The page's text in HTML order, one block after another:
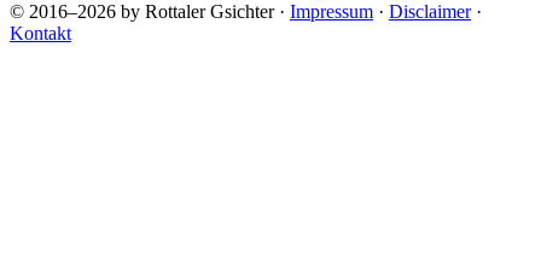
© 2016–2026 by Rottaler Gsichter · Impressum · Disclaimer·
Kontakt